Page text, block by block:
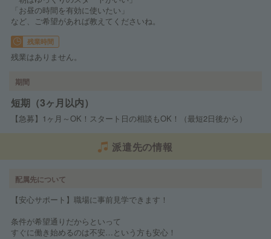
「お昼の時間を有効に使いたい」
など、ご希望があれば教えてくださいね。
残業時間
残業はありません。
期間
短期（3ヶ月以内）
【急募】1ヶ月～OK！スタート日の相談もOK！（最短2日後から）
派遣先の情報
配属先について
【安心サポート】職場に事前見学できます！
条件が希望通りだからといって
すぐに働き始めるのは不安…という方も安心！